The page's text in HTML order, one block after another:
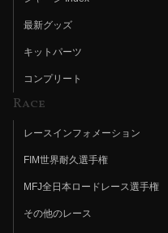
最新グッズ
キットパーツ
コンプリート
Race
レースインフォメーション
FIM世界耐久選手権
MFJ全日本ロードレース選手権
その他のレース